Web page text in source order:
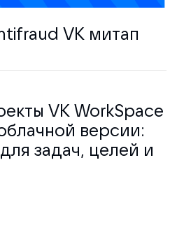
VK митап
VK WorkSpace
версии:
задач, целей и